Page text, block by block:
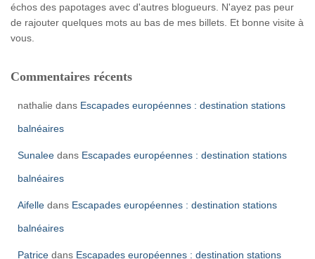
échos des papotages avec d'autres blogueurs. N'ayez pas peur
de rajouter quelques mots au bas de mes billets. Et bonne visite à
vous.
Commentaires récents
nathalie dans Escapades européennes : destination stations
balnéaires
Sunalee dans Escapades européennes : destination stations
balnéaires
Aifelle dans Escapades européennes : destination stations
balnéaires
Patrice dans Escapades européennes : destination stations